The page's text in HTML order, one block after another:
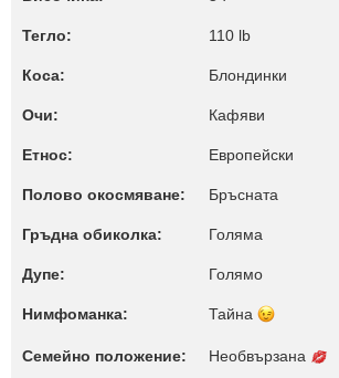
Тегло: 110 lb
Коса: Блондинки
Очи: Кафяви
Етнос: Европейски
Полово окосмяване: Бръсната
Гръдна обиколка: Голяма
Дупе: Голямо
Нимфоманка: Тайна
Семейно положение: Необвързана